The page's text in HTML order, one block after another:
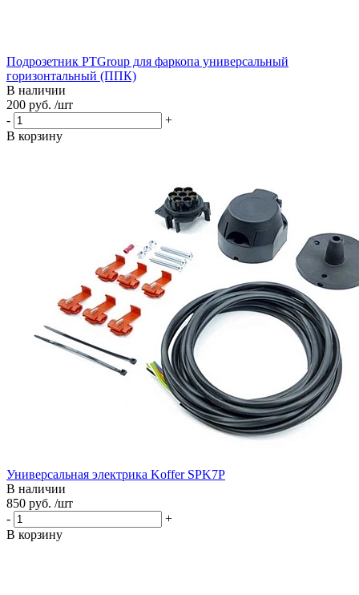
Подрозетник PTGroup для фаркопа универсальный
горизонтальный (ППК)
В наличии
200 руб. /шт
-
+
В корзину
Универсальная электрика Koffer SPK7P
В наличии
850 руб. /шт
-
+
В корзину